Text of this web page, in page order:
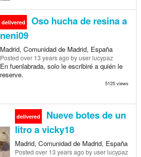
delivered
Oso hucha de resina a
neni09
Madrid, Comunidad de Madrid, España
Posted over 13 years ago by user lucypaz
En fuenlabrada, solo le escribiré a quién le
reserve.
5125 views
delivered
Nueve botes de un
litro a vicky18
Madrid, Comunidad de Madrid, España
Posted over 13 years ago by user lucypaz